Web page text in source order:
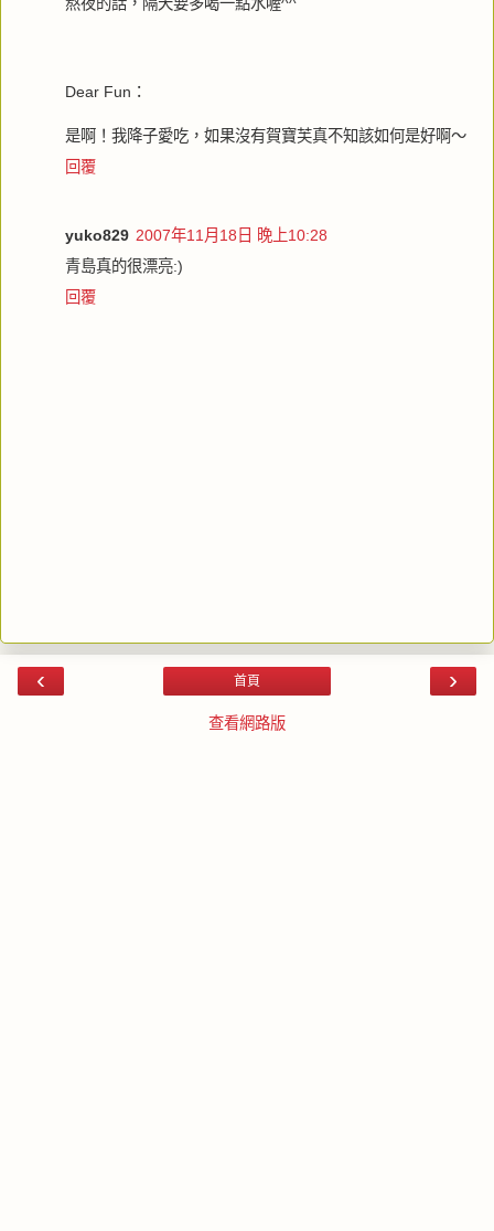
熬夜的話，隔天要多喝一點水喔^^
Dear Fun：
是啊！我降子愛吃，如果沒有賀寶芙真不知該如何是好啊～
回覆
yuko829 2007年11月18日 晚上10:28
青島真的很漂亮:)
回覆
‹ ›
首頁
查看網路版